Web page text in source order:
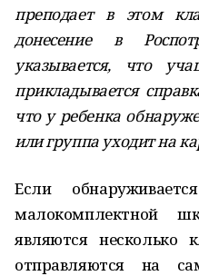
преподает в этом
донесение в
указывается, что
прикладывается
что у ребенка
или группа уходит на
Если
малокомплектной
являются несколько
отправляются на